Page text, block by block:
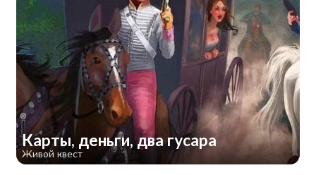
Карты, деньги, два гусара
Живой квест